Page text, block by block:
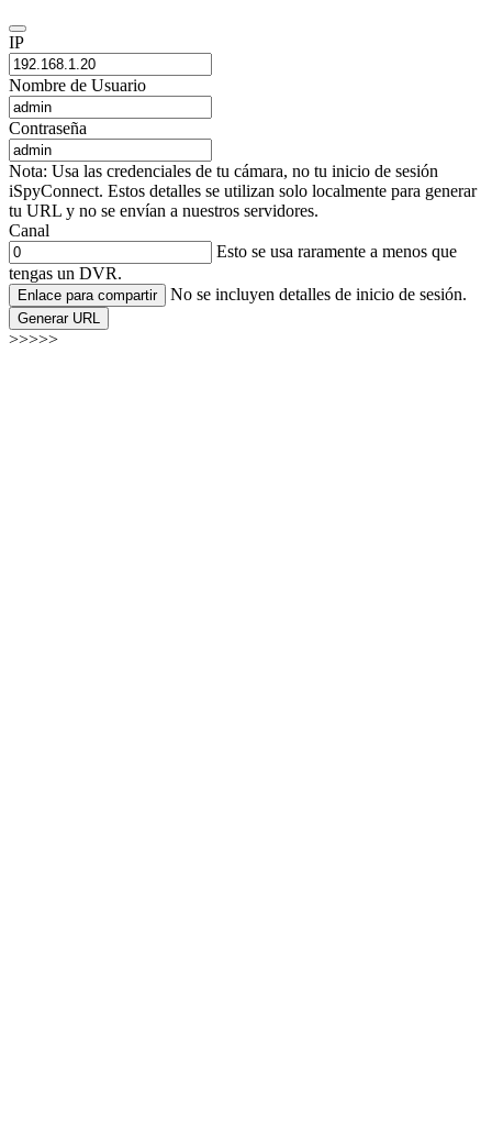
IP
Nombre de Usuario
Contraseña
Nota: Usa las credenciales de tu cámara, no tu inicio de sesión
iSpyConnect. Estos detalles se utilizan solo localmente para generar
tu URL y no se envían a nuestros servidores.
Canal
Esto se usa raramente a menos que
tengas un DVR.
Enlace para compartir No se incluyen detalles de inicio de sesión.
Generar URL
>>>>>